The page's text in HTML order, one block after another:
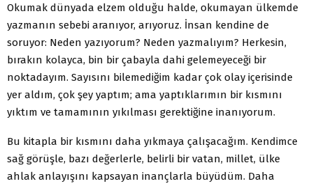
Okumak dünyada elzem olduğu halde, okumayan ülkemde
yazmanın sebebi aranıyor, arıyoruz. İnsan kendine de
soruyor: Neden yazıyorum? Neden yazmalıyım? Herkesin,
bırakın kolayca, bin bir çabayla dahi gelemeyeceği bir
noktadayım. Sayısını bilemediğim kadar çok olay içerisinde
yer aldım, çok şey yaptım; ama yaptıklarımın bir kısmını
yıktım ve tamamının yıkılması gerektiğine inanıyorum.
Bu kitapla bir kısmını daha yıkmaya çalışacağım. Kendimce
sağ görüşle, bazı değerlerle, belirli bir vatan, millet, ülke
ahlak anlayışını kapsayan inançlarla büyüdüm. Daha